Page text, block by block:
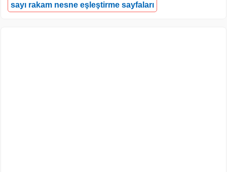
sayı rakam nesne eşleştirme sayfaları